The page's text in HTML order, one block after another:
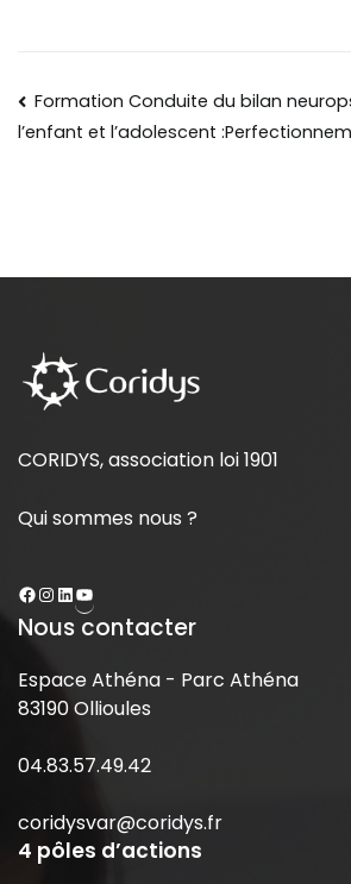
Formation Conduite du bilan
l’enfant et l’adolescent
CORIDYS, association loi 1901
Qui sommes nous ?
Nous contacter
Espace Athéna - Parc Athéna
83190 Ollioules
04.83.57.49.42
coridysvar@coridys.fr
4 pôles d’actions